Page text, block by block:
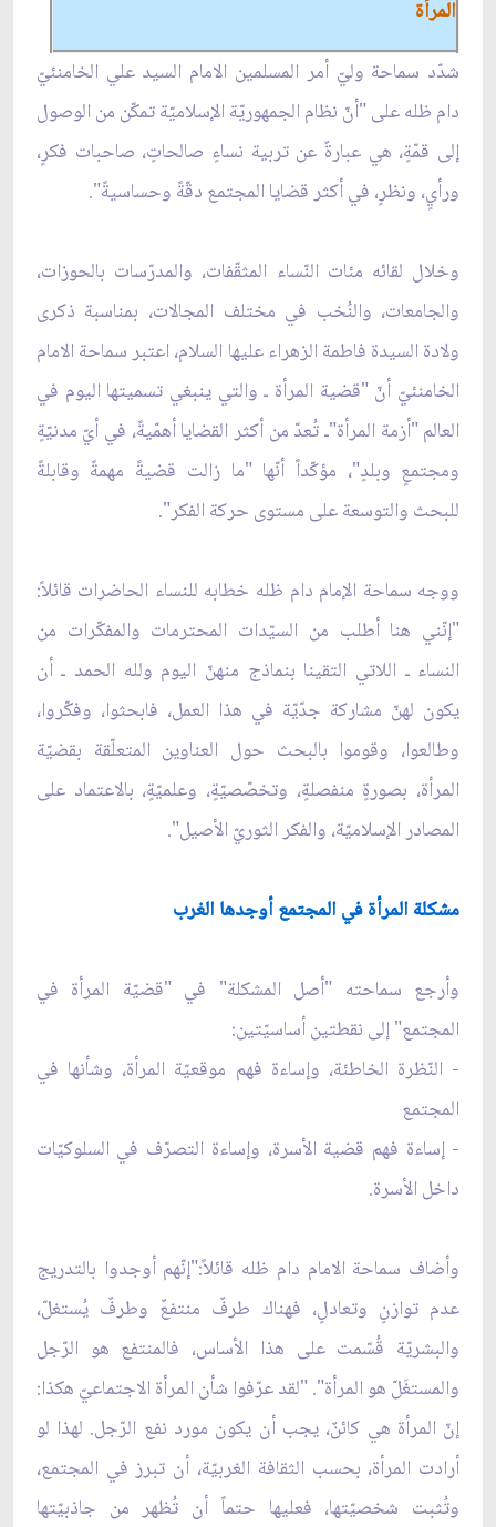
المرأة
شدّد سماحة وليّ أمر المسلمين الامام السيد علي الخامنئيّ
دام ظله على "أنّ نظام الجمهوريّة الإسلاميّة تمكّن من الوصول
إلى قمّةٍ، هي عبارةٌ عن تربية نساءٍ صالحاتٍ، صاحبات فكرٍ،
ورأيٍ، ونظرٍ، في أكثر قضايا المجتمع دقّةً وحساسيةً".
وخلال لقائه مئات النّساء المثقّفات، والمدرّسات بالحوزات،
والجامعات، والنُخب في مختلف المجالات، بمناسبة ذكرى
ولادة السيدة فاطمة الزهراء عليها السلام، اعتبر سماحة الامام
الخامنئيّ أنّ "قضية المرأة ـ والتي ينبغي تسميتها اليوم في
العالم "أزمة المرأة"ـ تُعدّ من أكثر القضايا أهمّيةً، في أيّ مدنيّةٍ
ومجتمعٍ وبلدٍ"، مؤكّداً أنّها "ما زالت قضيةً مهمةً وقابلةً
للبحث والتوسعة على مستوى حركة الفكر".
ووجه سماحة الإمام دام ظله خطابه للنساء الحاضرات قائلاً:
"إنّني هنا أطلب من السيّدات المحترمات والمفكّرات من
النساء ـ اللاتي التقينا بنماذج منهنّ اليوم ولله الحمد ـ أن
يكون لهنّ مشاركة جدّيّة في هذا العمل، فابحثوا، وفكّروا،
وطالعوا، وقوموا بالبحث حول العناوين المتعلّقة بقضيّة
المرأة، بصورةٍ منفصلةٍ، وتخصّصيّةٍ، وعلميّةٍ، بالاعتماد على
المصادر الإسلاميّة، والفكر الثوريّ الأصيل".
مشكلة المرأة في المجتمع أوجدها الغرب
وأرجع سماحته "أصل المشكلة" في "قضيّة المرأة في
المجتمع" إلى نقطتين أساسيّتين:
- النّظرة الخاطئة، وإساءة فهم موقعيّة المرأة، وشأنها في
المجتمع
- إساءة فهم قضية الأسرة، وإساءة التصرّف في السلوكيّات
داخل الأسرة.
وأضاف سماحة الامام دام ظله قائلاً:"إنّهم أوجدوا بالتدريج
عدم توازنٍ وتعادلٍ، فهناك طرفٌ منتفعٌ وطرفٌ يُستغلّ،
والبشريّة قُسّمت على هذا الأساس، فالمنتفع هو الرّجل
والمستغَلّ هو المرأة". "لقد عرّفوا شأن المرأة الاجتماعيّ هكذا:
إنّ المرأة هي كائنٌ، يجب أن يكون مورد نفع الرّجل. لهذا لو
أرادت المرأة، بحسب الثقافة الغربيّة، أن تبرز في المجتمع،
وتُثبت شخصيّتها، فعليها حتماً أن تُظهر من جاذبيّتها